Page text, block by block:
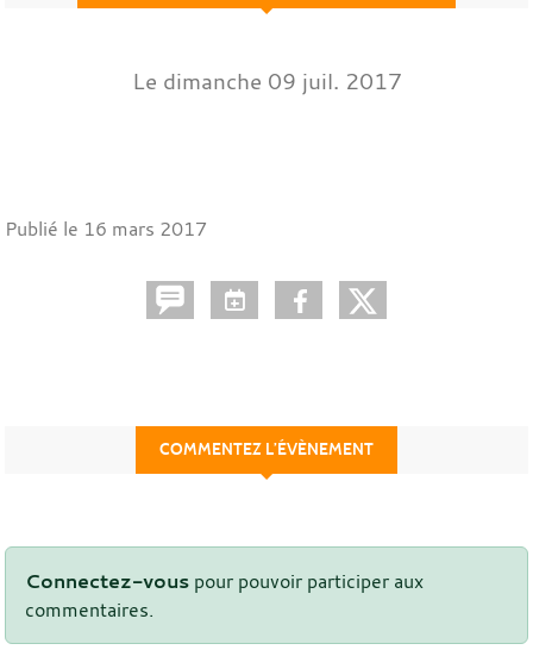
Le dimanche 09 juil. 2017
Publié le 16 mars 2017
COMMENTEZ L’ÉVÈNEMENT
Connectez-vous pour pouvoir participer aux
commentaires.